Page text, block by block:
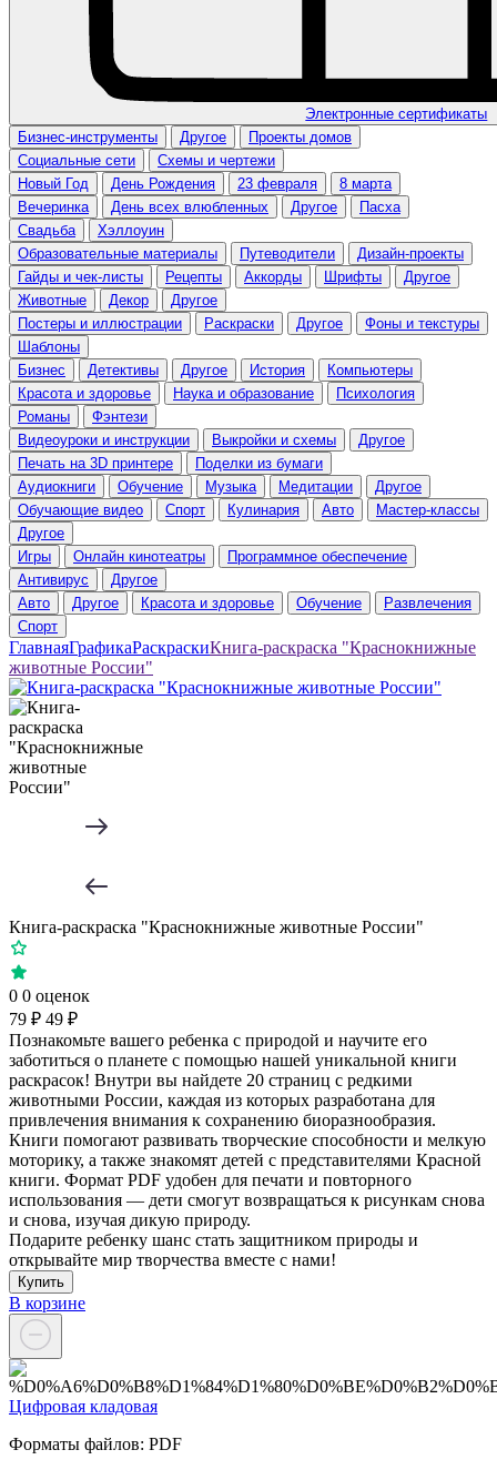
Электронные сертификаты
Бизнес-инструменты
Другое
Проекты домов
Социальные сети
Схемы и чертежи
Новый Год
День Рождения 23 февраля
8 марта
Вечеринка
День всех влюбленных Другое
Пасха
Свадьба
Хэллоуин
Образовательные материалы
Путеводители
Дизайн-проекты
Гайды и чек-листы
Рецепты Аккорды Шрифты
Другое
Животные
Декор
Другое
Постеры и иллюстрации
Раскраски Другое
Фоны и текстуры
Шаблоны
Бизнес
Детективы Другое История
Компьютеры
Красота и здоровье
Наука и образование
Психология
Романы
Фэнтези
Видеоуроки и инструкции
Выкройки и схемы
Другое
Печать на 3D принтере
Поделки из бумаги
Аудиокниги
Обучение Музыка Медитации
Другое
Обучающие видео
Спорт Кулинария Авто
Мастер-классы
Другое
Игры
Онлайн кинотеатры
Программное обеспечение
Антивирус
Другое
Авто
Другое Красота и здоровье Обучение
Развлечения
Спорт
ГлавнаяГрафикаРаскраскиКнига-раскраска "Краснокнижные
животные России"
Книга-раскраска "Краснокнижные животные России"
0 0 оценок
79 ₽ 49 ₽
Познакомьте вашего ребенка с природой и научите его
заботиться о планете с помощью нашей уникальной книги
раскрасок! Внутри вы найдете 20 страниц с редкими
животными России, каждая из которых разработана для
привлечения внимания к сохранению биоразнообразия.
Книги помогают развивать творческие способности и мелкую
моторику, а также знакомят детей с представителями Красной
книги. Формат PDF удобен для печати и повторного
использования — дети смогут возвращаться к рисункам снова
и снова, изучая дикую природу.
Подарите ребенку шанс стать защитником природы и
открывайте мир творчества вместе с нами!
Купить
В корзине
Цифровая кладовая
Форматы файлов: PDF